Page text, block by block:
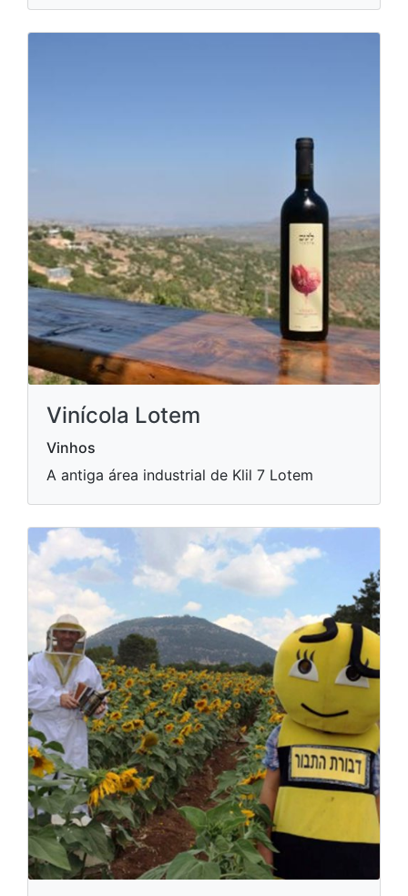
Vinícola Lotem
Vinhos
A antiga área industrial de Klil 7 Lotem